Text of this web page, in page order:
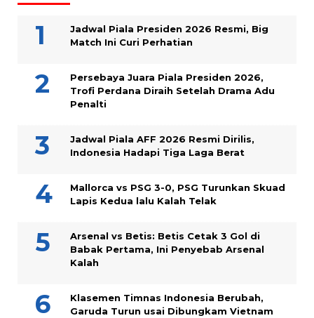
Jadwal Piala Presiden 2026 Resmi, Big
Match Ini Curi Perhatian
Persebaya Juara Piala Presiden 2026,
Trofi Perdana Diraih Setelah Drama Adu
Penalti
Jadwal Piala AFF 2026 Resmi Dirilis,
Indonesia Hadapi Tiga Laga Berat
Mallorca vs PSG 3-0, PSG Turunkan Skuad
Lapis Kedua lalu Kalah Telak
Arsenal vs Betis: Betis Cetak 3 Gol di
Babak Pertama, Ini Penyebab Arsenal
Kalah
Klasemen Timnas Indonesia Berubah,
Garuda Turun usai Dibungkam Vietnam